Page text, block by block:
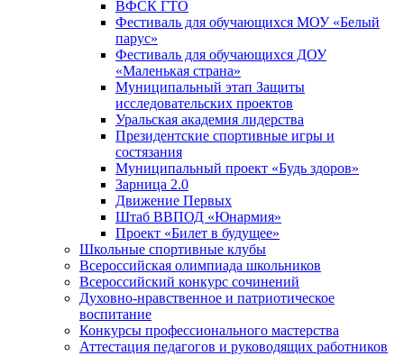
ВФСК ГТО
Фестиваль для обучающихся МОУ «Белый
парус»
Фестиваль для обучающихся ДОУ
«Маленькая страна»
Муниципальный этап Защиты
исследовательских проектов
Уральская академия лидерства
Президентские спортивные игры и
состязания
Муниципальный проект «Будь здоров»
Зарница 2.0
Движение Первых
Штаб ВВПОД «Юнармия»
Проект «Билет в будущее»
Школьные спортивные клубы
Всероссийская олимпиада школьников
Всероссийский конкурс сочинений
Духовно-нравственное и патриотическое
воспитание
Конкурсы профессионального мастерства
Аттестация педагогов и руководящих работников